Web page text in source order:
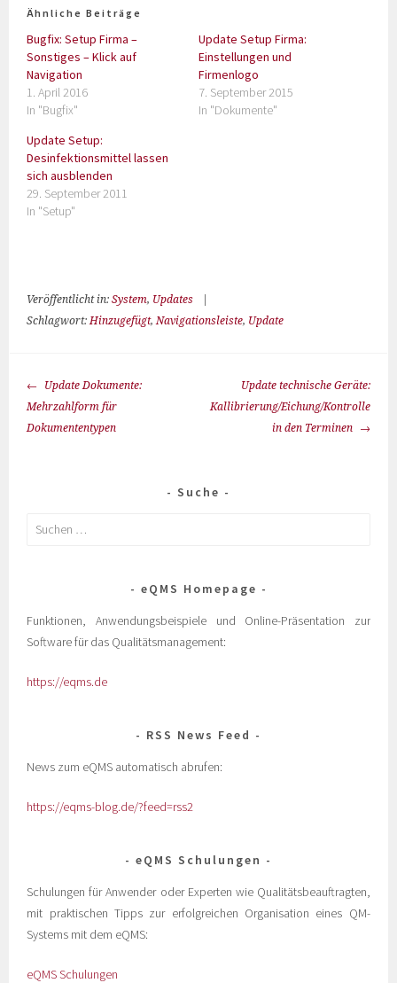
Ähnliche Beiträge
Bugfix: Setup Firma –
Sonstiges – Klick auf
Navigation
1. April 2016
In "Bugfix"
Update Setup Firma:
Einstellungen und
Firmenlogo
7. September 2015
In "Dokumente"
Update Setup:
Desinfektionsmittel lassen
sich ausblenden
29. September 2011
In "Setup"
Veröffentlicht in:System, Updates
Schlagwort:Hinzugefügt,Navigationsleiste, Update
Update Dokumente:
Mehrzahlform für
Dokumententypen
Update technische Geräte:
Kallibrierung/Eichung/Kontrolle
in den Terminen
Suche
eQMS Homepage
Funktionen, Anwendungsbeispiele und Online-Präsentation zur
Software für das Qualitätsmanagement:
https://eqms.de
RSS News Feed
News zum eQMS automatisch abrufen:
https://eqms-blog.de/?feed=rss2
eQMS Schulungen
Schulungen für Anwender oder Experten wie Qualitätsbeauftragten,
mit praktischen Tipps zur erfolgreichen Organisation eines QM-
Systems mit dem eQMS:
eQMS Schulungen